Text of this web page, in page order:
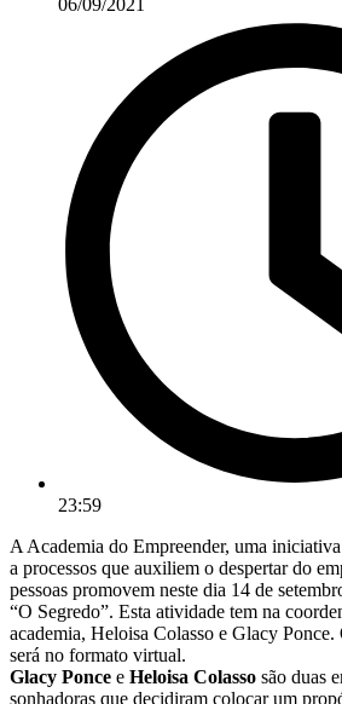
06/09/2021
23:59
A Academia do Empreender, uma
a processos que auxiliem o despertar do
pessoas promovem neste dia 14 de
“O Segredo”. Esta atividade tem na
academia, Heloisa Colasso e Glacy
será no formato virtual.
Glacy Ponce e Heloisa Colasso são duas
sonhadoras que decidiram colocar um